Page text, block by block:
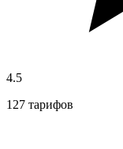
4.5
127 тарифов